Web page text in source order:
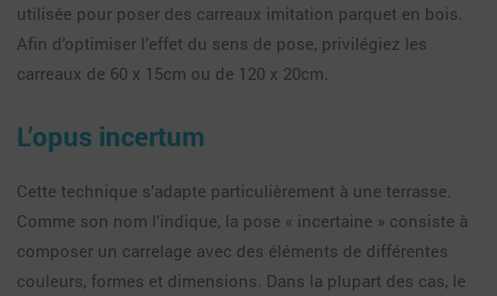
utilisée pour poser des carreaux imitation parquet en bois.
Afin d’optimiser l’effet du sens de pose, privilégiez les
carreaux de 60 x 15cm ou de 120 x 20cm.
L’opus incertum
Cette technique s’adapte particulièrement à une terrasse.
Comme son nom l’indique, la pose « incertaine » consiste à
composer un carrelage avec des éléments de différentes
couleurs, formes et dimensions. Dans la plupart des cas, le